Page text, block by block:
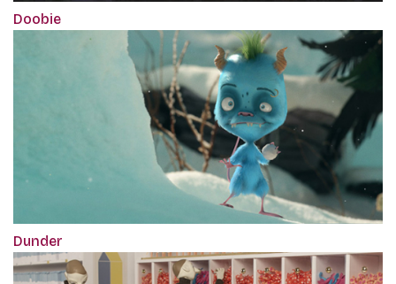
Doobie
Dunder